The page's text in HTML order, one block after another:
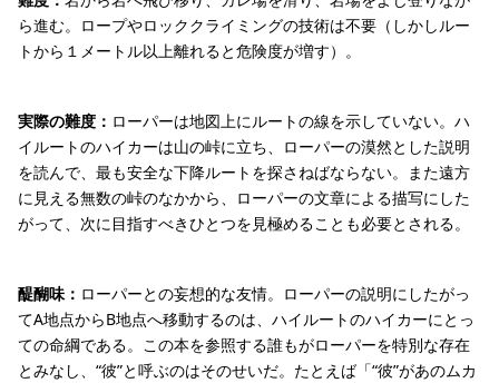
ら進む。ロープやロッククライミングの技術は不要（しかしルー
トから１メートル以上離れると危険度が増す）。
実際の難度： ローパーは地図上にルートの線を示していない。ハ
イルートのハイカーは山の峠に立ち、ローパーの漠然とした説明
を読んで、最も安全な下降ルートを探さねばならない。また遠方
に見える無数の峠のなかから、ローパーの文章による描写にした
がって、次に目指すべきひとつを見極めることも必要とされる。
醍醐味： ローパーとの妄想的な友情。ローパーの説明にしたがっ
てA地点からB地点へ移動するのは、ハイルートのハイカーにとっ
ての命綱である。この本を参照する誰もがローパーを特別な存在
とみなし、“彼”と呼ぶのはそのせいだ。たとえば「“彼”があのムカ